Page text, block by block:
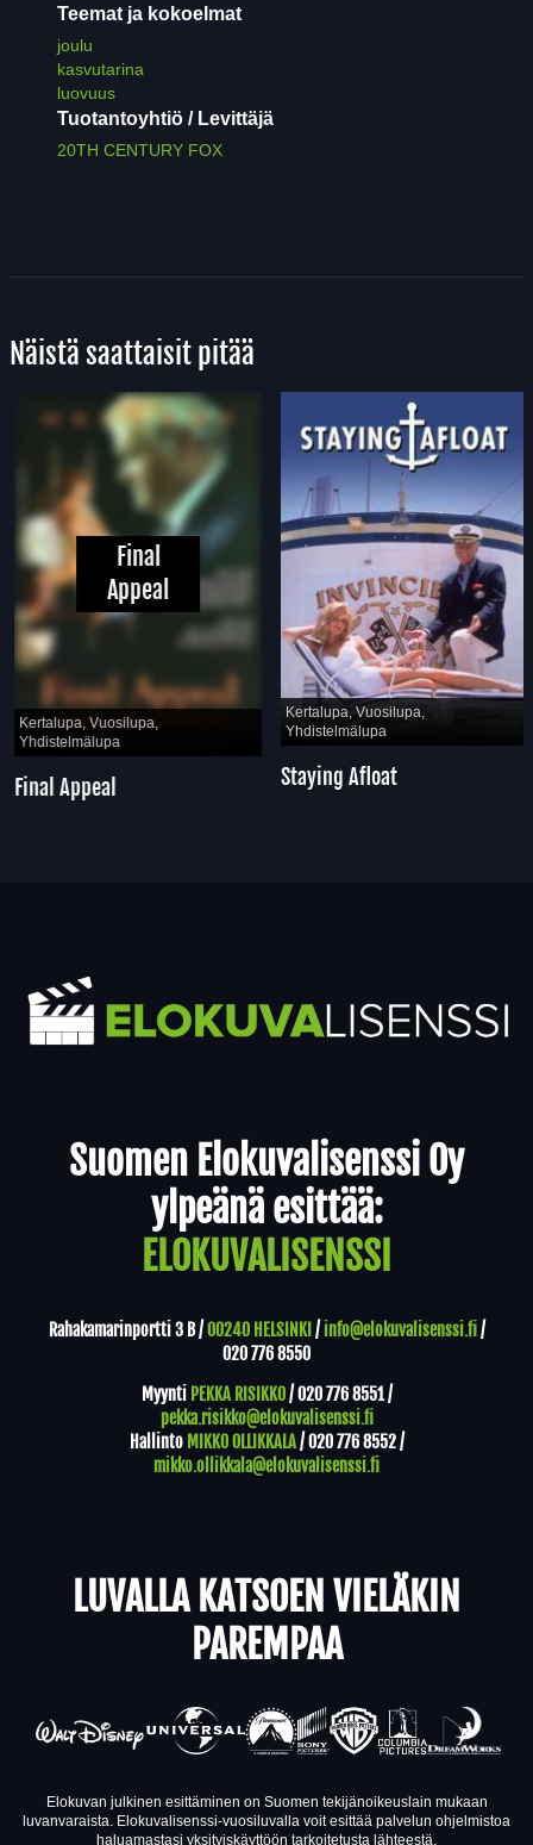
Teemat ja kokoelmat
joulu
kasvutarina
luovuus
Tuotantoyhtiö / Levittäjä
20TH CENTURY FOX
Näistä saattaisit pitää
Final
Appeal
Kertalupa, Vuosilupa,
Yhdistelmälupa
Final Appeal
Kertalupa, Vuosilupa,
Yhdistelmälupa
Staying Afloat
Suomen Elokuvalisenssi Oy
ylpeänä esittää:
ELOKUVALISENSSI
Rahakamarinportti 3 B /00240 HELSINKI / info@elokuvalisenssi.fi/
020 776 8550
Myynti PEKKA RISIKKO/020 776 8551/
pekka.risikko@elokuvalisenssi.fi
Hallinto MIKKO OLLIKKALA/020 776 8552/
mikko.ollikkala@elokuvalisenssi.fi
LUVALLA KATSOEN VIELÄKIN
PAREMPAA
Elokuvan julkinen esittäminen on Suomen tekijänoikeuslain mukaan
luvanvaraista. Elokuvalisenssi-vuosiluvalla voit esittää palvelun ohjelmistoa
haluamastasi yksityiskäyttöön tarkoitetusta lähteestä.